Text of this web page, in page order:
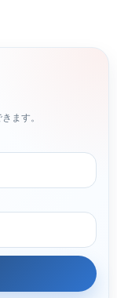
ます。